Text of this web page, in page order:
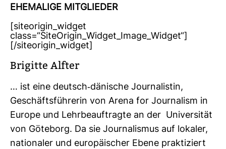
EHE­MA­LIGE MIT­GLIEDER
[siteorigin_widget
class=“SiteOrigin_Widget_Image_Widget“]
[/siteorigin_widget]
Bri­gitte Alfter
… ist eine deutsch-​däni­sche Jour­na­listin,
Geschäfts­füh­rerin von Arena for Jour­na­lism in
Europe und Lehr­be­auf­tragte an der Uni­ver­sität
von Göte­borg. Da sie Jour­na­lismus auf lokaler,
natio­naler und euro­päi­scher Ebene prak­ti­ziert